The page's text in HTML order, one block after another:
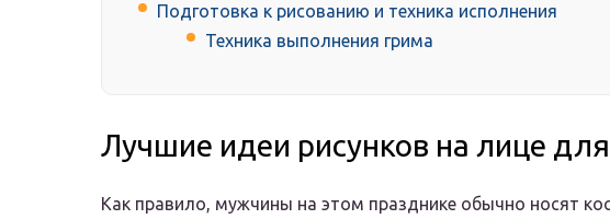
Подготовка к рисованию и техника исполнения
Техника выполнения грима
Лучшие идеи рисунков на лице
Как правило, мужчины на этом празднике обычно носят